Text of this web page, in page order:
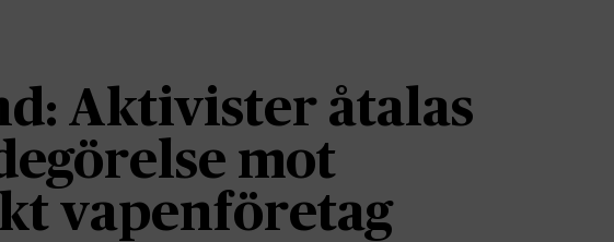
Aktivister åtalas
mot
vapenföretag